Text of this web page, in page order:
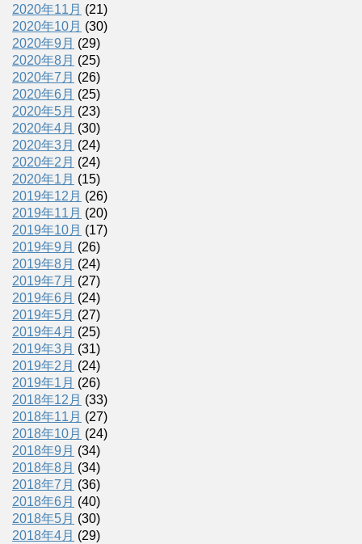
2020年11月 (21)
2020年10月 (30)
2020年9月 (29)
2020年8月 (25)
2020年7月 (26)
2020年6月 (25)
2020年5月 (23)
2020年4月 (30)
2020年3月 (24)
2020年2月 (24)
2020年1月 (15)
2019年12月 (26)
2019年11月 (20)
2019年10月 (17)
2019年9月 (26)
2019年8月 (24)
2019年7月 (27)
2019年6月 (24)
2019年5月 (27)
2019年4月 (25)
2019年3月 (31)
2019年2月 (24)
2019年1月 (26)
2018年12月 (33)
2018年11月 (27)
2018年10月 (24)
2018年9月 (34)
2018年8月 (34)
2018年7月 (36)
2018年6月 (40)
2018年5月 (30)
2018年4月 (29)